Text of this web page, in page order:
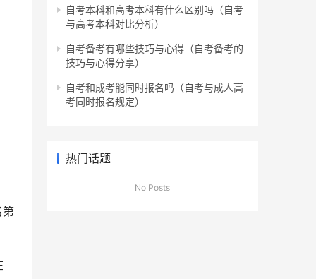
第
自考本科和高考本科有什么区别吗（自考
与高考本科对比分析）
自考备考有哪些技巧与心得（自考备考的
技巧与心得分享）
自考和成考能同时报名吗（自考与成人高
考同时报名规定）
热门话题
No Posts